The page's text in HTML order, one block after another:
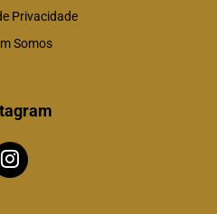
Privacidade
Somos